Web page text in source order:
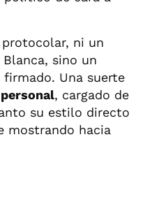
ni un
sino un
Una suerte
, cargado de
su estilo directo
mostrando hacia